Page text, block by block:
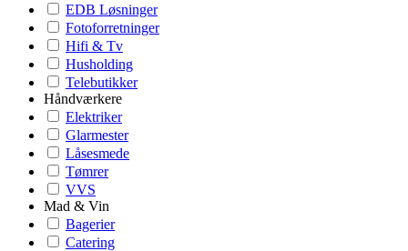
EDB Løsninger
Fotoforretninger
Hifi & Tv
Husholding
Telebutikker
Håndværkere
Elektriker
Glarmester
Låsesmede
Tømrer
VVS
Mad & Vin
Bagerier
Catering